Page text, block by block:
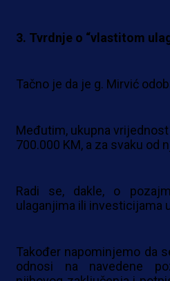
3. Tvrdnje o “vlastitom
Tačno je da je g. Mirvić
Međutim, ukupna
700.000 KM, a za svaku od
Radi se, dakle, o
ulaganjima ili investicijama
Također napominjemo da
odnosi na navedene